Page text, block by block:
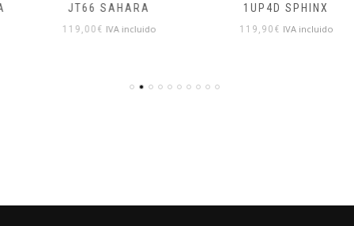
JT66 SAHARA
119,00€ IVA incluido
1UP4D SPHINX
119,90€ IVA incluido